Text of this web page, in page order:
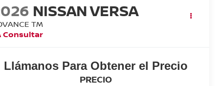
NISSAN VERSA
TM
Consultar
Llámanos Para Obtener el Precio
PRECIO